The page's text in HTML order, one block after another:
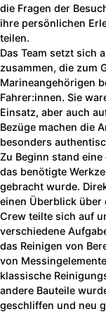
die Fragen der
ihre persönlichen
teilen.
Das Team setzt sich
zusammen, die zum
Marineangehörigen
Fahrer:innen. Sie
Einsatz, aber auch
Bezüge machen die
besonders
Zu Beginn stand
das benötigte
gebracht wurde.
einen Überblick über
Crew teilte sich auf
verschiedene
das Reinigen von
von
klassische
andere Bauteile
geschliffen und neu